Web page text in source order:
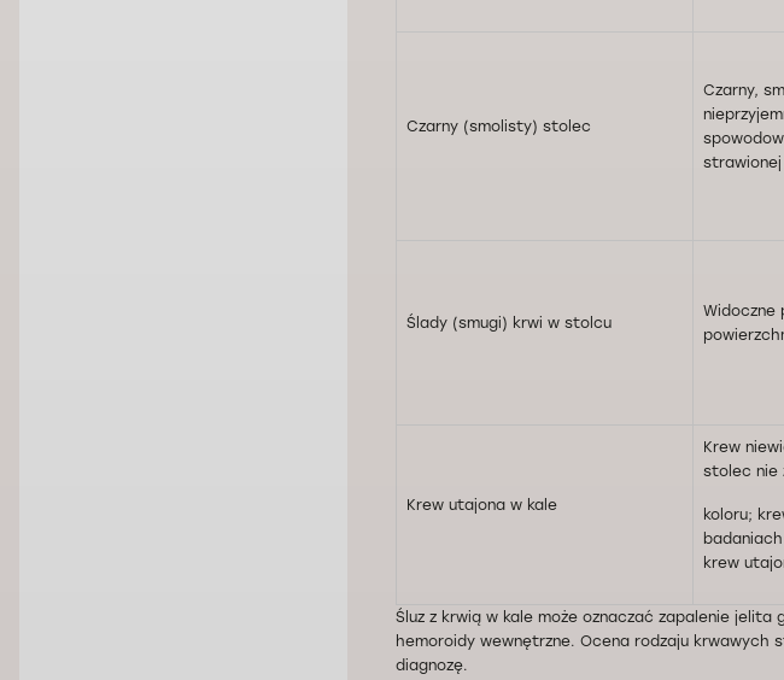
Czarny (smolisty) stolec
Czarny,
strawionej
Ślady (smugi) krwi w stolcu
Widoczne
Krew utajona w kale
Krew
stolec nie
koloru;
krew
Śluz z krwią w kale może oznaczać zapalenie jelita
hemoroidy wewnętrzne. Ocena rodzaju krwawych
diagnozę.